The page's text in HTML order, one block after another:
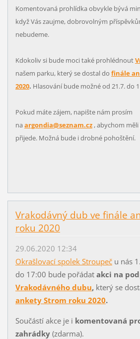
Komentovaná prohlídka obvykle bývá
když Vás zaujme, dobrovolným
nebudeme.
Kdokoliv si bude moci také prohlédnout
našem parku, který se dostal do finále
2020. Hlasování bude možné od 21.7. do
Pokud máte zájem, napište nám prosím
na argondia@seznam.cz, abychom
přijede. Možná bude i drobné pohoštění.
Vrakodávný dub ve finále
roku 2020
29.06.2020 12:34
Okrašlovací spolek Stroupeču nás
do 17:00 bude pořádat akci na
Vrakodávného dubu, který se
ankety Strom roku 2020.
Součástí akce je i komentovaná
zahrádky(zdarma).